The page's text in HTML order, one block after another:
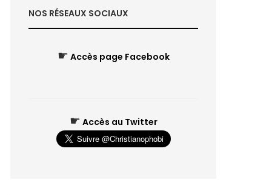
NOS RÉSEAUX SOCIAUX
☛ Accès page Facebook
☛ Accès au Twitter